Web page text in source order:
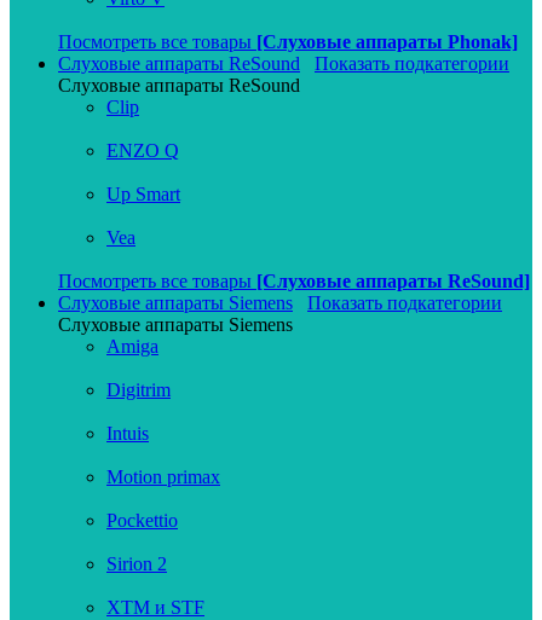
Посмотреть все товары [Слуховые аппараты Phonak]
Слуховые аппараты ReSound
Показать подкатегории
Слуховые аппараты ReSound
Clip
ENZO Q
Up Smart
Vea
Посмотреть все товары [Слуховые аппараты ReSound]
Слуховые аппараты Siemens
Показать подкатегории
Слуховые аппараты Siemens
Amiga
Digitrim
Intuis
Motion primax
Pockettio
Sirion 2
XTM и STF